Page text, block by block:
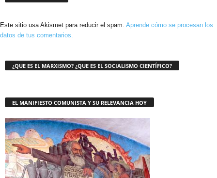
Este sitio usa Akismet para reducir el spam. Aprende cómo se procesan los
datos de tus comentarios.
¿QUE ES EL MARXISMO? ¿QUE ES EL SOCIALISMO CIENTÍFICO?
EL MANIFIESTO COMUNISTA Y SU RELEVANCIA HOY